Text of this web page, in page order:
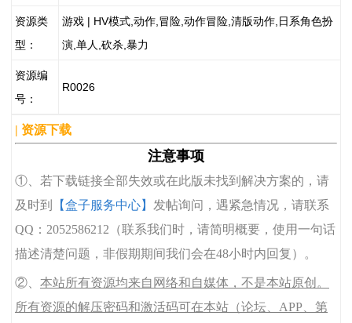
资源类
型：
游戏 | HV模式,动作,冒险,动作冒险,清版动作,日系角色扮
演,单人,砍杀,暴力
资源编
号：
R0026
| 资源下载
注意事项
①、若下载链接全部失效或在此版未找到解决方案的，请
及时到
【盒子服务中心】 发帖询问，遇紧急情况，请联系
QQ：2052586212（联系我们时，请简明概要，使用一句话
描述清楚问题，非假期期间我们会在48小时内回复）。
②、 本站所有资源均来自网络和自媒体，不是本站原创。
所有资源的解压密码和激活码可在本站（论坛、APP、第